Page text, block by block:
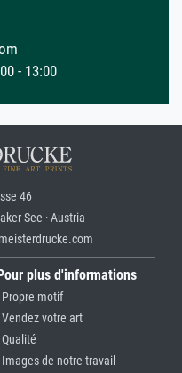
- 13:00
46
See · Austria
plus d'informations
Propre motif
Vendez votre art
Qualité
Images de notre travail